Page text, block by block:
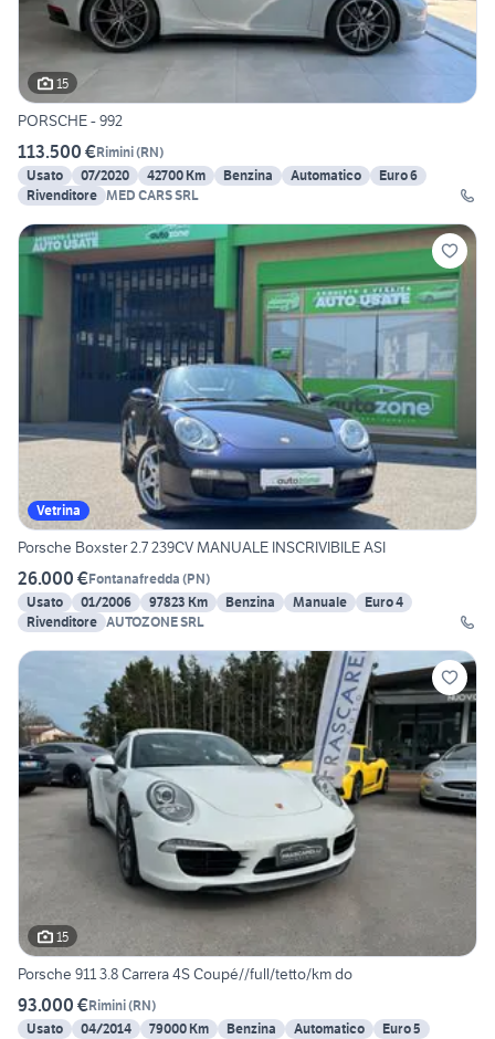
15
PORSCHE - 992
113.500 €Rimini(RN)
Usato
07/2020 42700 Km Benzina Automatico
Euro 6
Rivenditore MED CARS SRL
Vetrina
Porsche Boxster 2.7 239CV MANUALE INSCRIVIBILE ASI
26.000 €Fontanafredda (PN)
Usato
01/2006 97823 Km Benzina Manuale
Euro 4
Rivenditore AUTOZONE SRL
15
Porsche 911 3.8 Carrera 4S Coupé//full/tetto/km do
93.000 €Rimini(RN)
Usato
04/2014 79000 Km Benzina Automatico
Euro 5